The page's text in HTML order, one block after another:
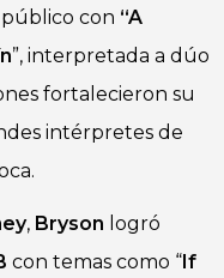
con “A
”, interpretada a dúo
fortalecieron su
intérpretes de
, Bryson logró
con temas como “If